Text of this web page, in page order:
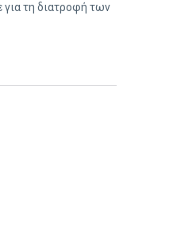
για τη διατροφή των